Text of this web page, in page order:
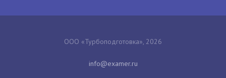
ООО «Турбоподготовка», 2026